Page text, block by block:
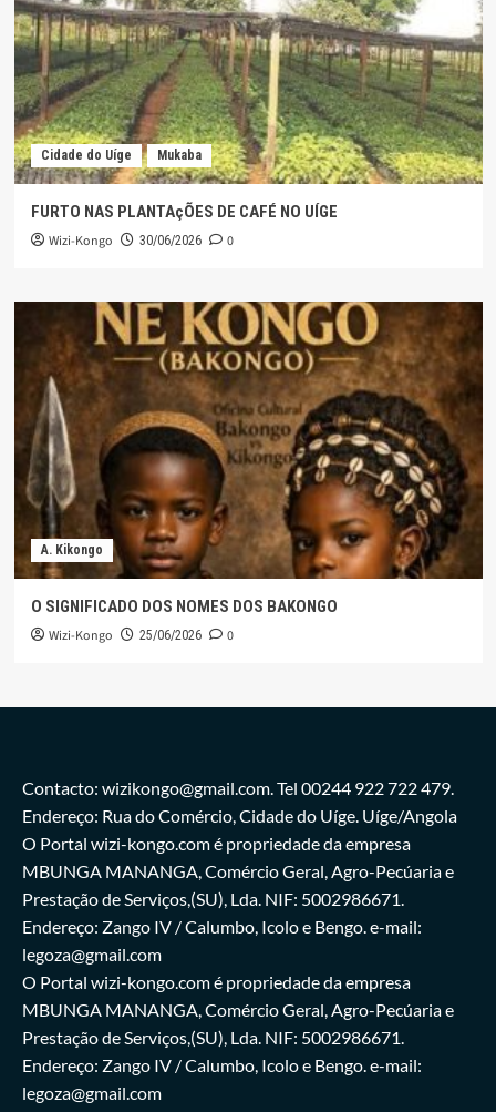
Cidade do Uíge Mukaba
FURTO NAS PLANTAçÕES DE CAFÉ NO UÍGE
Wizi-Kongo 30/06/2026 0
A. Kikongo
O SIGNIFICADO DOS NOMES DOS BAKONGO
Wizi-Kongo 25/06/2026 0
Contacto: wizikongo@gmail.com. Tel 00244 922 722 479.
Endereço: Rua do Comércio, Cidade do Uíge. Uíge/Angola
O Portal wizi-kongo.com é propriedade da empresa
MBUNGA MANANGA, Comércio Geral, Agro-Pecúaria e
Prestação de Serviços,(SU), Lda. NIF: 5002986671.
Endereço: Zango IV / Calumbo, Icolo e Bengo. e-mail:
legoza@gmail.com
O Portal wizi-kongo.com é propriedade da empresa
MBUNGA MANANGA, Comércio Geral, Agro-Pecúaria e
Prestação de Serviços,(SU), Lda. NIF: 5002986671.
Endereço: Zango IV / Calumbo, Icolo e Bengo. e-mail:
legoza@gmail.com